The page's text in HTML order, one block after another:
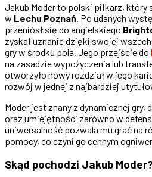
Jakub Moder to polski piłkarz, który
w Lechu Poznań . Po udanych
przeniósł się do angielskiego
zyskał uznanie dzięki swojej
gry w środku pola. Jego przejście do
na zasadzie wypożyczenia lub
otworzyło nowy rozdział w jego
rozwój w jednej z najbardziej
Moder jest znany z dynamicznej gry,
oraz umiejętności zarówno w
uniwersalność pozwala mu grać na
pomocy, co czyni go cennym
Skąd pochodzi Jakub